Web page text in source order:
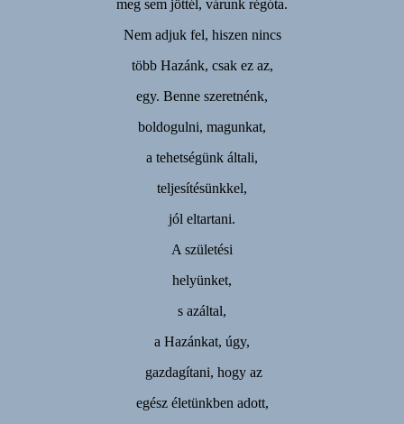
meg sem jöttél, várunk régóta.
Nem adjuk fel, hiszen nincs
több Hazánk, csak ez az,
egy. Benne szeretnénk,
boldogulni, magunkat,
a tehetségünk általi,
teljesítésünkkel,
jól eltartani.
A születési
helyünket,
s azáltal,
a Hazánkat, úgy,
gazdagítani, hogy az
egész életünkben adott,